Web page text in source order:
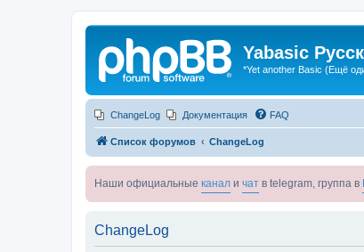
Yabasic
*Yet another Basic (Ещё
ChangeLog Документация FAQ
Список форумов ChangeLog
Наши официальные канал и чат в telegram, группа в
ChangeLog